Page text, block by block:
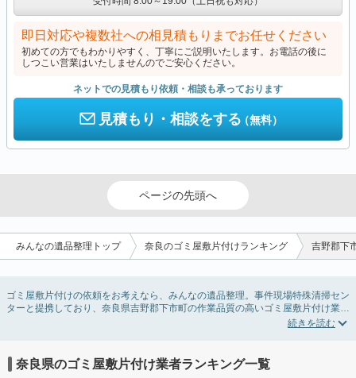
即日対応や複数社への相見積もりまでお任せください
初めての方でもわかりやすく、丁寧にご説明いたします。お電話の後に
しつこい営業はいたしませんのでご安心ください。
ネットでの見積もり依頼・相談も承っております
見積もり・相談をする（無料）
ページの先頭へ
みんなの遺品整理トップ 奈良のゴミ屋敷片付けランキング 吉野郡下
ゴミ屋敷片付けの依頼をお考えなら、みんなの遺品整理。事件現場特殊清掃セン
ターと提携しており、奈良県吉野郡下市町の作業品質の高いゴミ屋敷片付け業者
を掲載しています。汚部屋の片付けに伴う不用品の処分・回収・引き取りから、
など絞り込み条件を利用し検索してみましょう。ゴミ屋敷になってしまう方は高
齢で体力的に掃除するのが難しい、認知症やセルフネグレクトになってしまう、
奈良県のゴミ屋敷片付け業者ランキング一覧